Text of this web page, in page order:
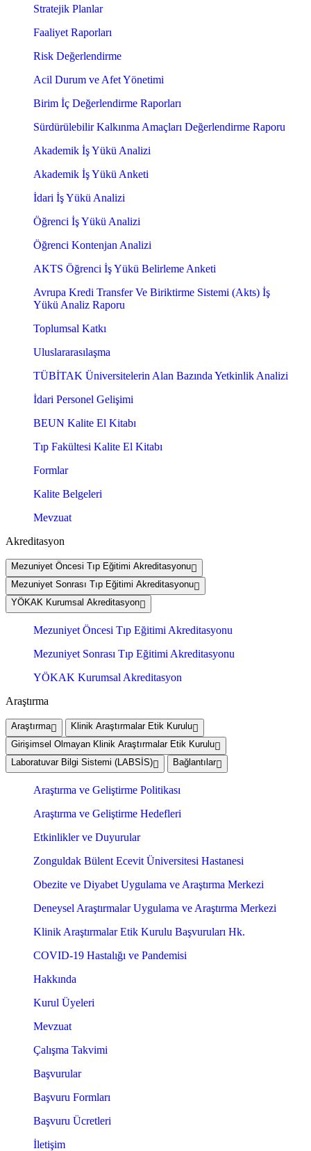
Stratejik Planlar
Faaliyet Raporları
Risk Değerlendirme
Acil Durum ve Afet Yönetimi
Birim İç Değerlendirme Raporları
Sürdürülebilir Kalkınma Amaçları Değerlendirme Raporu
Akademik İş Yükü Analizi
Akademik İş Yükü Anketi
İdari İş Yükü Analizi
Öğrenci İş Yükü Analizi
Öğrenci Kontenjan Analizi
AKTS Öğrenci İş Yükü Belirleme Anketi
Avrupa Kredi Transfer Ve Biriktirme Sistemi (Akts) İş
Yükü Analiz Raporu
Toplumsal Katkı
Uluslararasılaşma
TÜBİTAK Üniversitelerin Alan Bazında Yetkinlik Analizi
İdari Personel Gelişimi
BEUN Kalite El Kitabı
Tıp Fakültesi Kalite El Kitabı
Formlar
Kalite Belgeleri
Mevzuat
Akreditasyon
Mezuniyet Öncesi Tıp Eğitimi Akreditasyonu
Mezuniyet Sonrası Tıp Eğitimi Akreditasyonu
YÖKAK Kurumsal Akreditasyon
Mezuniyet Öncesi Tıp Eğitimi Akreditasyonu
Mezuniyet Sonrası Tıp Eğitimi Akreditasyonu
YÖKAK Kurumsal Akreditasyon
Araştırma
Araştırma
Klinik Araştırmalar Etik Kurulu
Girişimsel Olmayan Klinik Araştırmalar Etik Kurulu
Laboratuvar Bilgi Sistemi (LABSİS)
Bağlantılar
Araştırma ve Geliştirme Politikası
Araştırma ve Geliştirme Hedefleri
Etkinlikler ve Duyurular
Zonguldak Bülent Ecevit Üniversitesi Hastanesi
Obezite ve Diyabet Uygulama ve Araştırma Merkezi
Deneysel Araştırmalar Uygulama ve Araştırma Merkezi
Klinik Araştırmalar Etik Kurulu Başvuruları Hk.
COVID-19 Hastalığı ve Pandemisi
Hakkında
Kurul Üyeleri
Mevzuat
Çalışma Takvimi
Başvurular
Başvuru Formları
Başvuru Ücretleri
İletişim